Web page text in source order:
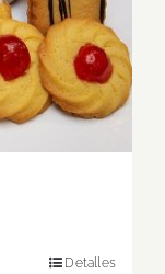
Detalles